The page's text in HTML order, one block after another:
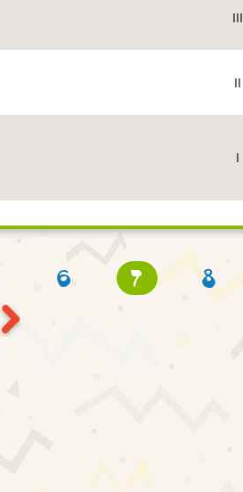
III
II
I
6 7 8